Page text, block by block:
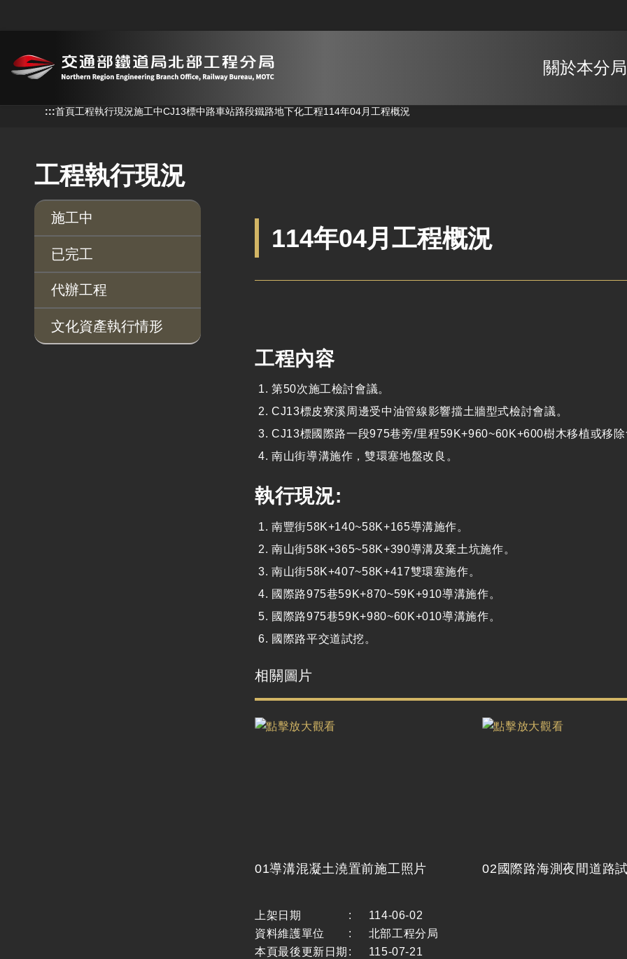
關於本分局
:::首頁工程執行現況施工中CJ13標中路車站路段鐵路地下化工程114年04月工程概況
工程執行現況
施工中
已完工
代辦工程
文化資產執行情形
114年04月工程概況
工程內容
第50次施工檢討會議。
CJ13標皮寮溪周邊受中油管線影響擋土牆型式檢討會議。
CJ13標國際路一段975巷旁/里程59K+960~60K+600樹木移植或移
南山街導溝施作，雙環塞地盤改良。
執行現況:
南豐街58K+140~58K+165導溝施作。
南山街58K+365~58K+390導溝及棄土坑施作。
南山街58K+407~58K+417雙環塞施作。
國際路975巷59K+870~59K+910導溝施作。
國際路975巷59K+980~60K+010導溝施作。
國際路平交道試挖。
相關圖片
01導溝混凝土澆置前施工照片 02國際路海測夜間道路
上架日期 :
114-06-02
資料維護單位
:
北部工程分局
本頁最後更新日期 : 115-07-21